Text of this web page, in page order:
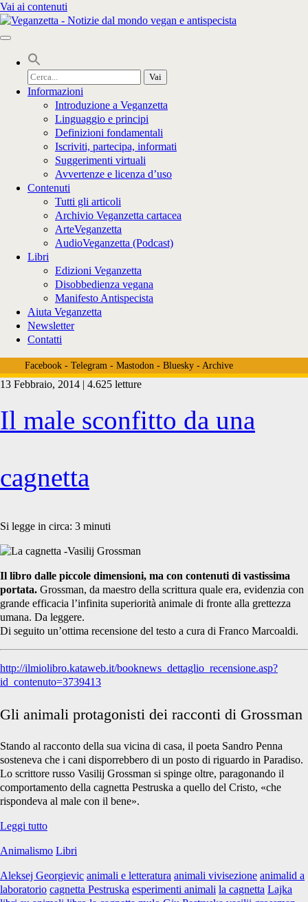
Vai ai contenuti
Cerca
per:
Informazioni
Introduzione a Veganzetta
Linguaggio e principi
Definizioni fondamentali
Iscriviti, partecipa, informati
Suggerimenti virtuali
Avvertenze e licenza d’uso
Contenuti
Tutti gli articoli
Archivio Veganzetta cartacea
ArteVeganzetta
AudioVeganzetta (Podcast)
Libri
Edizioni Veganzetta
Disobbedienza vegana
Manifesto Antispecista
Aiuta Veganzetta
Newsletter
Contatti
Facebook- Telegram- Mastodon- Bluesky- Archive
Tag:
a
laboratorio</span>
13 Febbraio, 2014 | 4.625 letture
Il male sconfitto da una
cagnetta
Si legge in circa: 3 minuti
Il libro dalle piccole dimensioni, ma con contenuti di vastissima
portata. Grossman, da maestro della scrittura quale era, evidenzia con
grande efficacia l’infinita superiorità animale di fronte alla grettezza
umana. Da leggere.
Di seguito un’ottima recensione del testo a cura di Franco Marcoaldi.
http://ilmiolibro.kataweb.it/booknews_dettaglio_recensione.asp?
id_contenuto=3739413
Gli animali protagonisti dei racconti di Grossman
Stando al racconto della sua vicina di casa, il poeta Sandro Penna
sosteneva che i cani disporrebbero di un posto di riguardo in Paradiso.
Lo scrittore russo Vasilij Grossman si spinge oltre, paragonando il
comportamento della cagnetta Pestruska a quello del Cristo, «che
rispondeva al male con il bene».
Leggi tuttoIl
sconfitto
una
cagnetta
Animalismo Libri
Aleksej Georgievic animali e letteratura animali vivisezione animalid a
laboratorio cagnetta Pestruska esperimenti animali la cagnetta Lajka